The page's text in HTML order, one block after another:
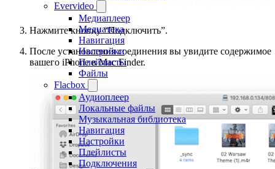
Evervideo
Медиаплеер
Медиатека
Навигация
Настройки
Плейлисты
Файлы
Flacbox
Аудиоплеер
Локальные файлы
Музыкальная библиотека
Навигация
Настройки
Плейлисты
Подключения
Нажмите кнопку “Подключить”.
После установления соединения вы увидите содержимое
вашего iPhone в Mac Finder.